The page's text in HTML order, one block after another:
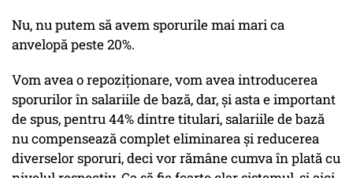
Nu, nu putem să avem sporurile mai mari ca
anvelopă peste 20%.
Vom avea o repoziționare, vom avea introducerea
sporurilor în salariile de bază, dar, și asta e important
de spus, pentru 44% dintre titulari, salariile de bază
nu compensează complet eliminarea și reducerea
diverselor sporuri, deci vor rămâne cumva în plată cu